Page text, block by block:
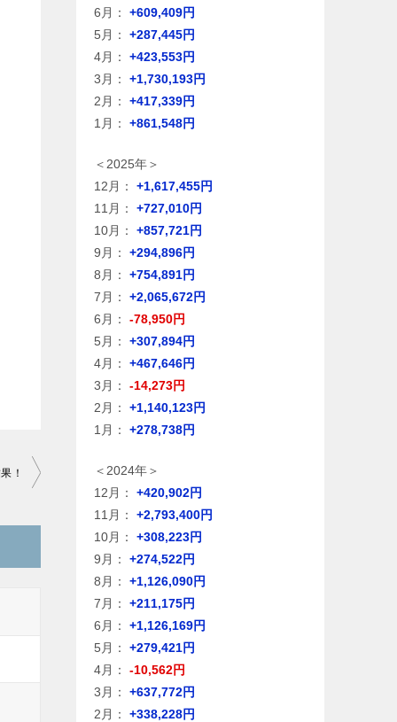
！
6月：
+609,409円
5月：
+287,445円
4月：
+423,553円
3月：
+1,730,193円
2月：
+417,339円
1月：
+861,548円
＜2025年＞
12月：
+1,617,455円
11月：
+727,010円
10月：
+857,721円
9月：
+294,896円
8月：
+754,891円
7月：
+2,065,672円
6月：
-78,950円
5月：
+307,894円
4月：
+467,646円
3月：
-14,273円
2月：
+1,140,123円
1月：
+278,738円
＜2024年＞
12月：
+420,902円
11月：
+2,793,400円
10月：
+308,223円
9月：
+274,522円
8月：
+1,126,090円
7月：
+211,175円
6月：
+1,126,169円
5月：
+279,421円
4月：
-10,562円
3月：
+637,772円
2月：
+338,228円